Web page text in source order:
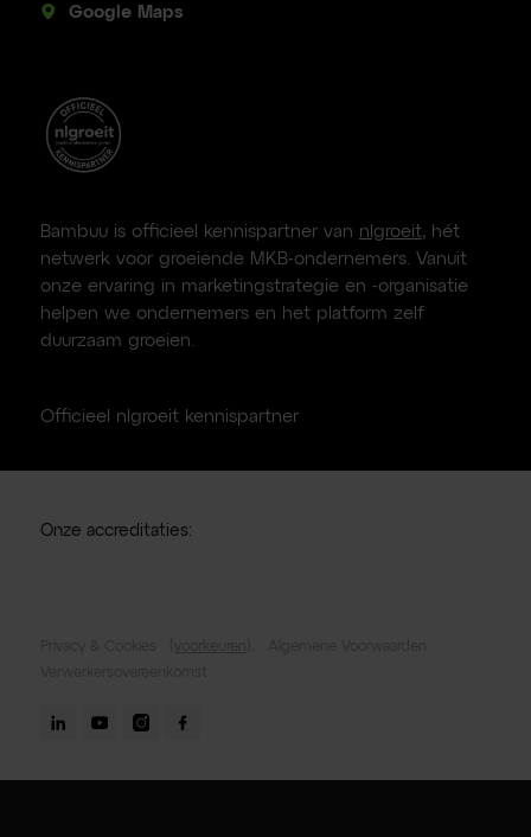
Google Maps
Bambuu is officieel kennispartner van nlgroeit, hét
netwerk voor groeiende MKB-ondernemers. Vanuit
onze ervaring in marketingstrategie en -organisatie
helpen we ondernemers en het platform zelf
duurzaam groeien.
Officieel nlgroeit kennispartner
Onze accreditaties: